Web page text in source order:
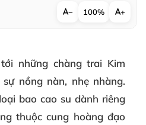
− 100% +
những chàng trai Kim
nồng nàn, nhẹ nhàng.
bao cao su dành riêng
thuộc cung hoàng đạo